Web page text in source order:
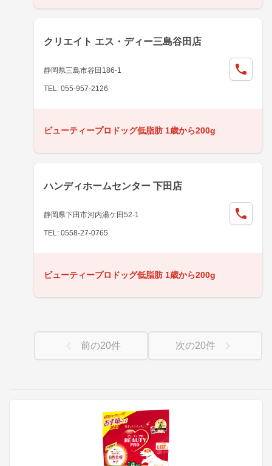
クリエイト エス・ディー三島谷田店
静岡県三島市谷田186-1
TEL: 055-957-2126
ビューティープロドッグ低脂肪 1歳から200g
ハンディホームセンター 下田店
静岡県下田市河内湯ケ田52-1
TEL: 0558-27-0765
ビューティープロドッグ低脂肪 1歳から200g
前の20件 次の20件